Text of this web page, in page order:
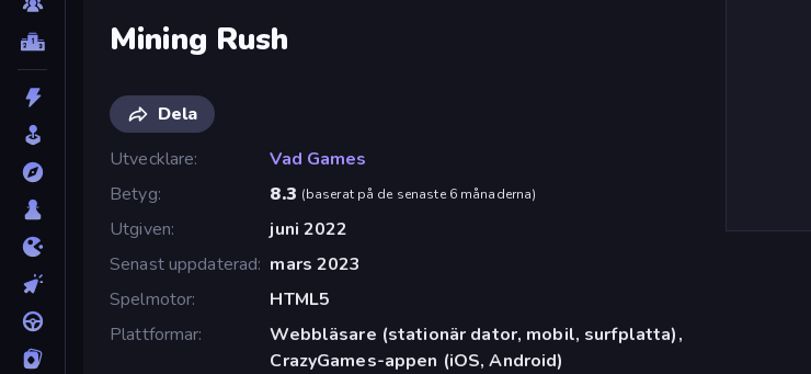
Mining Rush
Dela
Utvecklare
Vad Games
Betyg
8.3 (baserat på de senaste 6 månaderna)
Utgiven
juni 2022
Senast uppdaterad mars 2023
Spelmotor
HTML5
Plattformar
Webbläsare (stationär dator, mobil, surfplatta),
CrazyGames-appen (iOS, Android)